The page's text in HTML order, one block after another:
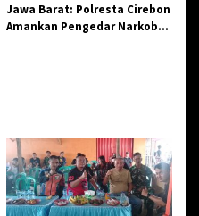
Jawa Barat: Polresta Cirebon
Amankan Pengedar Narkoba